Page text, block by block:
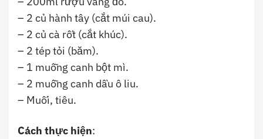
– 2 củ hành tây (cắt múi cau).
– 2 củ cà rốt (cắt khúc).
– 2 tép tỏi (băm).
– 1 muỗng canh bột mì.
– 2 muỗng canh dầu ô liu.
– Muối, tiêu.
Cách thực hiện: